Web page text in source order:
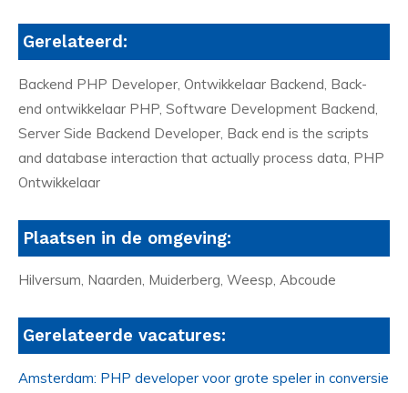
Gerelateerd:
Backend PHP Developer, Ontwikkelaar Backend, Back-
end ontwikkelaar PHP, Software Development Backend,
Server Side Backend Developer, Back end is the scripts
and database interaction that actually process data, PHP
Ontwikkelaar
Plaatsen in de omgeving:
Hilversum, Naarden, Muiderberg, Weesp, Abcoude
Gerelateerde vacatures:
Amsterdam: PHP developer voor grote speler in conversie